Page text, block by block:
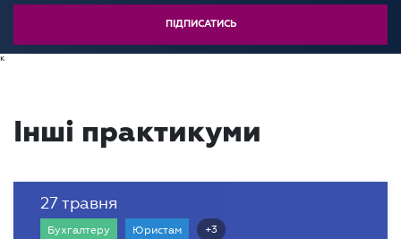
к
Інші практикуми
27 травня
Бухгалтеру Юристам +3